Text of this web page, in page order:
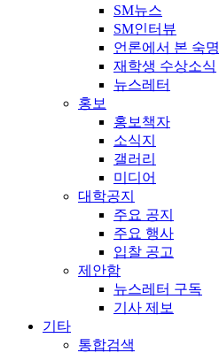
SM뉴스
SM인터뷰
언론에서 본 숙명
재학생 수상소식
뉴스레터
홍보
홍보책자
소식지
갤러리
미디어
대학공지
주요 공지
주요 행사
입찰 공고
제안함
뉴스레터 구독
기사 제보
기타
통합검색